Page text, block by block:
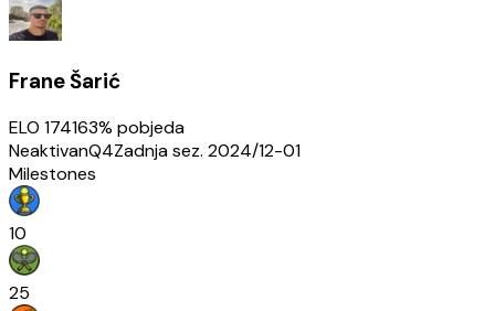
Frane Šarić
ELO 174163% pobjeda
NeaktivanQ4Zadnja sez. 2024/12-01
Milestones
10
25